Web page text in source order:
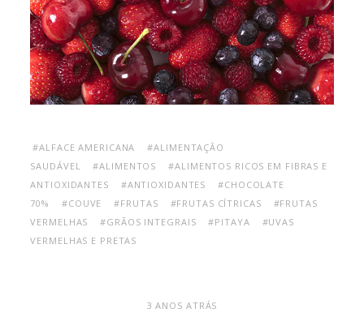
#ALFACE AMERICANA
#ALIMENTAÇÃO
SAUDÁVEL
#ALIMENTOS
#ALIMENTOS RICOS EM FIBRAS E
ANTIOXIDANTES
#ANTIOXIDANTES
#CHOCOLATE
70%
#COUVE #FRUTAS #FRUTAS CÍTRICAS
#FRUTAS
VERMELHAS
#GRÃOS INTEGRAIS #PITAYA
#UVAS
VERMELHAS E PRETAS
3 ANOS ATRÁS